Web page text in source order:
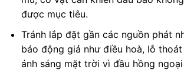
được mục tiêu.
Tránh lắp đặt gần các nguồn phát
báo động giả như điều hoà, lỗ
ánh sáng mặt trời vì đầu hồng